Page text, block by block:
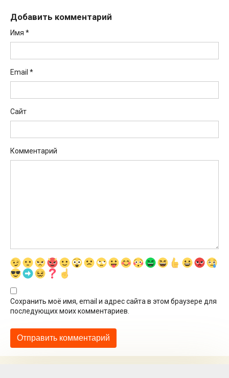
Добавить комментарий
Имя *
Email *
Сайт
Комментарий
Сохранить моё имя, email и адрес сайта в этом браузере для
последующих моих комментариев.